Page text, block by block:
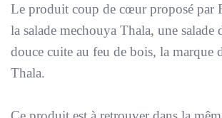
Le produit coup de cœur proposé par
la salade mechouya Thala, une salade
douce cuite au feu de bois, la marque
Thala.